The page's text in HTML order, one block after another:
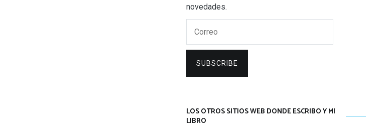
novedades.
SUBSCRIBE
LOS OTROS SITIOS WEB DONDE ESCRIBO Y MI
LIBRO